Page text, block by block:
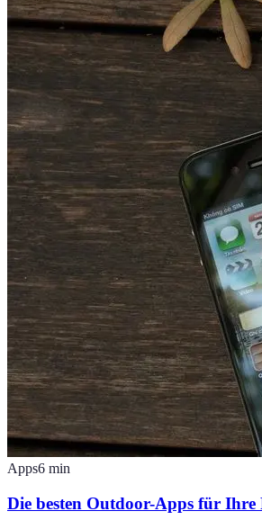
Apps6 min
Die besten Outdoor-Apps für Ihre